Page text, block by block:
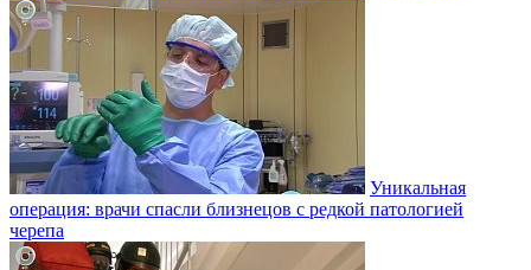
Уникальная
операция: врачи спасли близнецов с редкой патологией
черепа